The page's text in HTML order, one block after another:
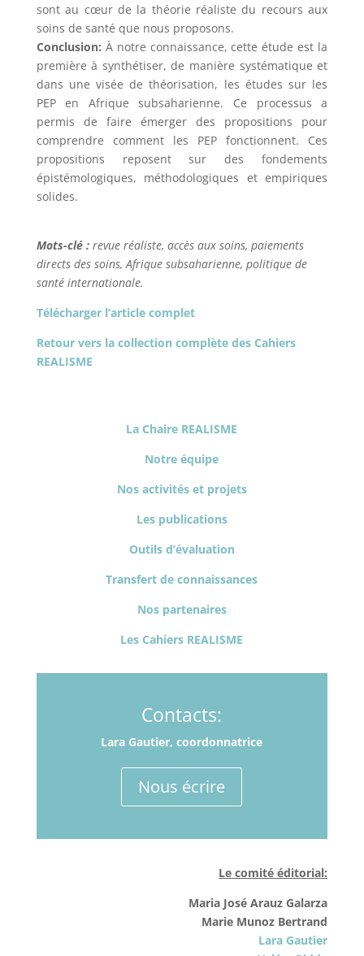
sont au cœur de la théorie réaliste du recours aux
soins de santé que nous proposons.
Conclusion: À notre connaissance, cette étude est la
première à synthétiser, de manière systématique et
dans une visée de théorisation, les études sur les
PEP en Afrique subsaharienne. Ce processus a
permis de faire émerger des propositions pour
comprendre comment les PEP fonctionnent. Ces
propositions reposent sur des fondements
épistémologiques, méthodologiques et empiriques
solides.
Mots-clé :revue réaliste, accès aux soins, paiements
directs des soins, Afrique subsaharienne, politique de
santé internationale.
Télécharger l’article complet
Retour vers la collection complète des Cahiers
REALISME
La Chaire REALISME
Notre équipe
Nos activités et projets
Les publications
Outils d’évaluation
Transfert de connaissances
Nos partenaires
Les Cahiers REALISME
Contacts:
Lara Gautier, coordonnatrice
Nous écrire
Le comité éditorial:
Maria José Arauz Galarza
Marie Munoz Bertrand
Lara Gautier